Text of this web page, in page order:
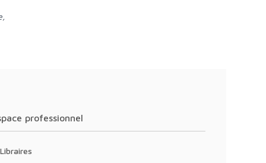
professionnel
Libraires